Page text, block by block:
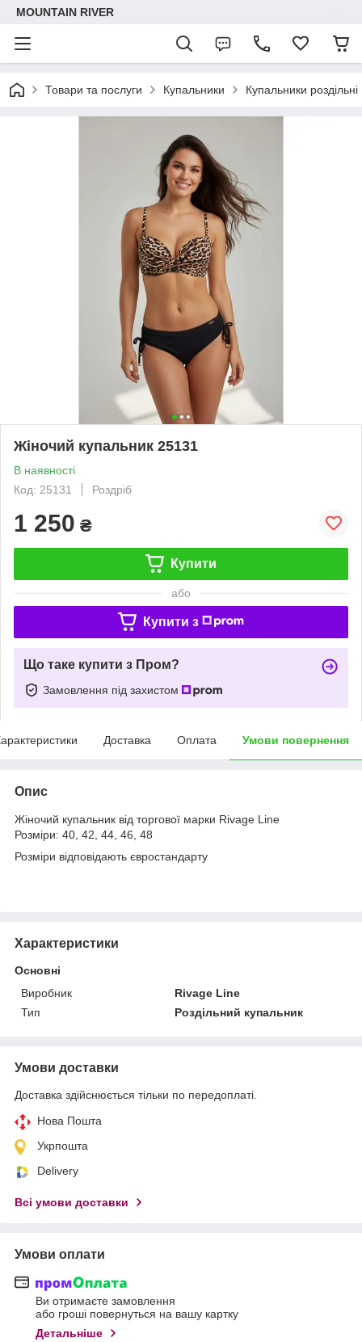
MOUNTAIN RIVER
Товари та послуги Купальники Купальники роздільні
Жіночий купальник 25131
В наявності
Код: 25131
Роздріб
1 250 ₴
Купити
або
Купити з
Що таке купити з Пром?
Замовлення під захистом
Доставка Оплата Умови повернення
Опис
Жіночий купальник від торгової марки Rivage Line
Розміри: 40, 42, 44, 46, 48
Розміри відповідають євростандарту
Характеристики
Основні
Виробник
Rivage Line
Тип
Роздільний купальник
Умови доставки
Доставка здійснюється тільки по передоплаті.
Нова Пошта
Укрпошта
Delivery
Всі умови доставки
Умови оплати
Ви отримаєте замовлення
або гроші повернуться на вашу картку
Детальніше